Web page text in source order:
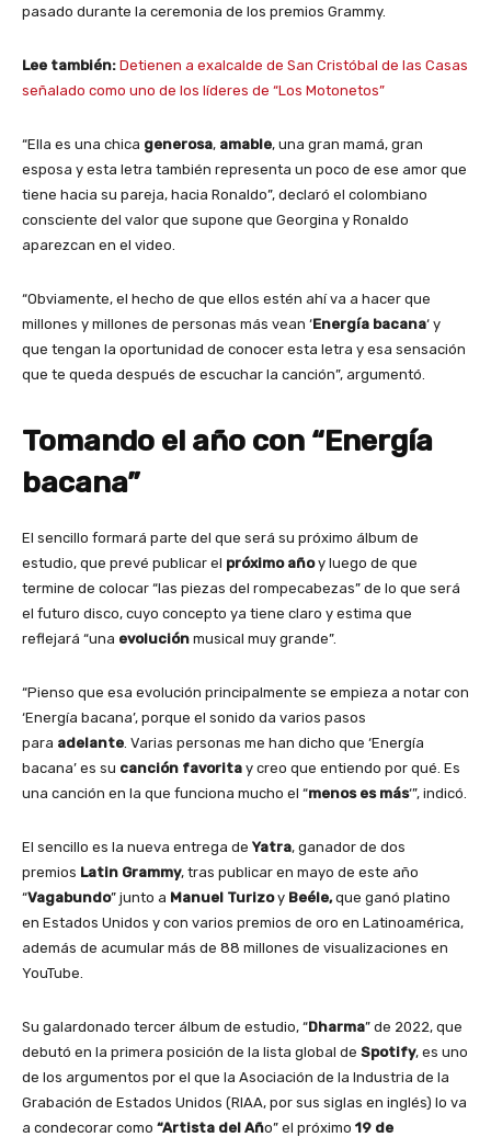
pasado durante la ceremonia de los premios Grammy.
Lee también: Detienen a exalcalde de San Cristóbal de las Casas
señalado como uno de los líderes de “Los Motonetos”
“Ella es una chica generosa, amable, una gran mamá, gran
esposa y esta letra también representa un poco de ese amor que
tiene hacia su pareja, hacia Ronaldo”, declaró el colombiano
consciente del valor que supone que Georgina y Ronaldo
aparezcan en el video.
“Obviamente, el hecho de que ellos estén ahí va a hacer que
millones y millones de personas más vean ‘Energía bacana‘ y
que tengan la oportunidad de conocer esta letra y esa sensación
que te queda después de escuchar la canción”, argumentó.
Tomando el año con “Energía
bacana”
El sencillo formará parte del que será su próximo álbum de
estudio, que prevé publicar el próximo añoy luego de que
termine de colocar “las piezas del rompecabezas” de lo que será
el futuro disco, cuyo concepto ya tiene claro y estima que
reflejará “una evolución musical muy grande”.
“Pienso que esa evolución principalmente se empieza a notar con
‘Energía bacana’, porque el sonido da varios pasos
para adelante . Varias personas me han dicho que ‘Energía
bacana’ es su canción favorita y creo que entiendo por qué. Es
una canción en la que funciona mucho el “menos es más‘”, indicó.
El sencillo es la nueva entrega de Yatra, ganador de dos
premios Latin Grammy, tras publicar en mayo de este año
“Vagabundo” junto a Manuel Turizoy Beéle,que ganó platino
en Estados Unidos y con varios premios de oro en Latinoamérica,
además de acumular más de 88 millones de visualizaciones en
YouTube.
Su galardonado tercer álbum de estudio, “Dharma” de 2022, que
debutó en la primera posición de la lista global de Spotify, es uno
de los argumentos por el que la Asociación de la Industria de la
Grabación de Estados Unidos (RIAA, por sus siglas en inglés) lo va
a condecorar como “Artista del Año” el próximo 19 de